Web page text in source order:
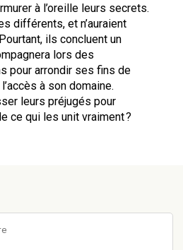
à l’oreille leurs secrets.
différents, et n’auraient
ils concluent un
lors des
pour arrondir ses fins de
à son domaine.
leurs préjugés pour
ce qui les unit vraiment ?